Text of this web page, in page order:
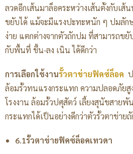
ลวดอีกเส้นมาล็อคระหว่างเส้นตั้งกับเ
ขยับได้ แม้จะมีแรงปะทะหนัก ๆ ปมลัก
ง่าย แตกต่างจากตัวถักปม ที่สามารถข
กับพื้นที่ ขึ้น-ลง เนิน ได้ดีกว่า
การเลือกใช้งานรั้วตาข่ายฟิคซ์ล็อค
ล้อมรั้วทนแรงกระแทก ความปลอดภัยสู
โรงงาน ล้อมรั้วปศุสัตว์ เลี้ยงสุนัขสาย
กระแทกได้เป็นอย่างดีกว่าตัวรั้วตาข่าย
6.1รั้วตาข่ายฟิคซ์ล็อคเทวดา